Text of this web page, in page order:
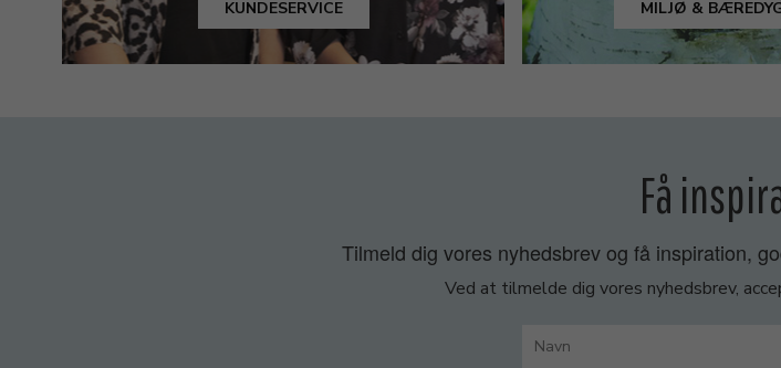
KUNDESERVICE MILJØ &
Få
Tilmeld dig vores nyhedsbrev og få inspiration,
Ved at tilmelde dig vores nyhedsbrev,